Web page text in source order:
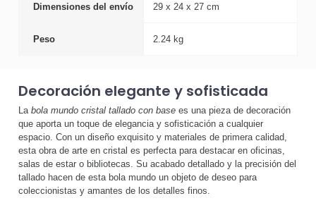
Dimensiones del envío 29 x 24 x 27 cm
Peso 2.24 kg
Decoración elegante y sofisticada
La bola mundo cristal tallado con base es una pieza de decoración
que aporta un toque de elegancia y sofisticación a cualquier
espacio. Con un diseño exquisito y materiales de primera calidad,
esta obra de arte en cristal es perfecta para destacar en oficinas,
salas de estar o bibliotecas. Su acabado detallado y la precisión del
tallado hacen de esta bola mundo un objeto de deseo para
coleccionistas y amantes de los detalles finos.